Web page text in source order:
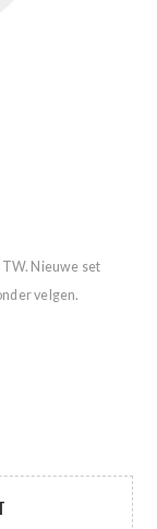
Nieuwe set
velgen.